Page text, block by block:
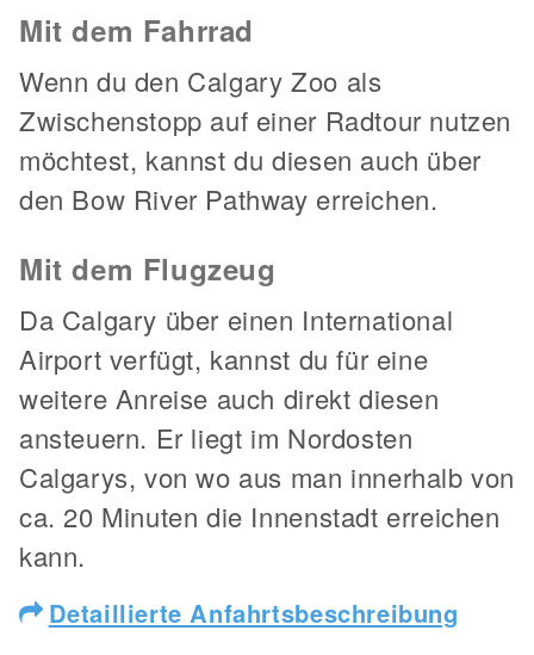
Mit dem Fahrrad
Wenn du den Calgary Zoo als
Zwischenstopp auf einer Radtour nutzen
möchtest, kannst du diesen auch über
den Bow River Pathway erreichen.
Mit dem Flugzeug
Da Calgary über einen International
Airport verfügt, kannst du für eine
weitere Anreise auch direkt diesen
ansteuern. Er liegt im Nordosten
Calgarys, von wo aus man innerhalb von
ca. 20 Minuten die Innenstadt erreichen
kann.
Detaillierte Anfahrtsbeschreibung